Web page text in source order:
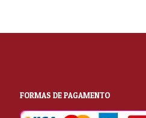
FORMAS DE PAGAMENTO